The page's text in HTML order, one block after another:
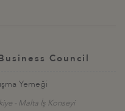
Council
Yemeği
- Malta İş Konseyi